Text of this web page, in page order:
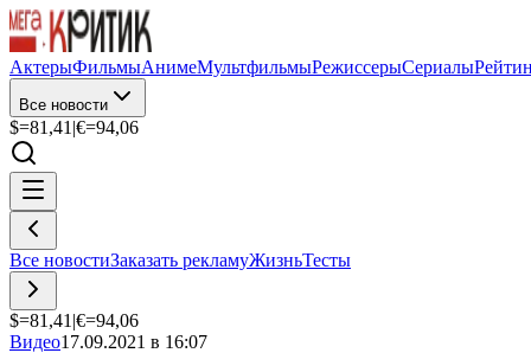
АктерыФильмыАнимеМультфильмыРежиссерыСериалы
Все новости
$=81,41 |€=94,06
Все новостиЗаказать рекламуЖизньТесты
$=81,41 |€=94,06
Видео17.09.2021 в 16:07